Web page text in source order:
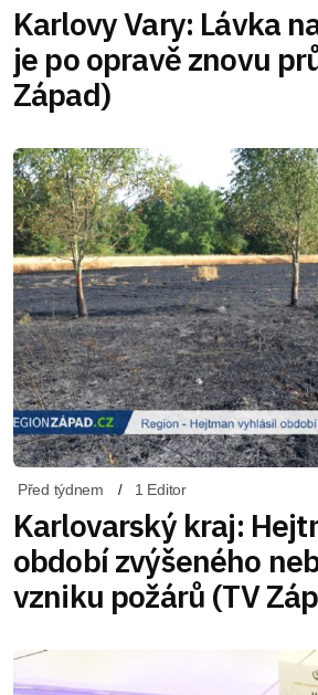
Karlovy Vary: Lávka
je po opravě znovu
Západ)
Před týdnem 1 Editor
Karlovarský kraj:
období zvýšeného
vzniku požárů (TV